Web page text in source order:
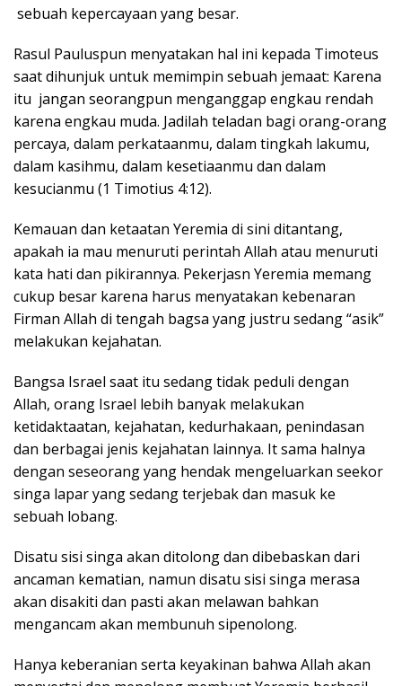
sebuah kepercayaan yang besar.
Rasul Pauluspun menyatakan hal ini kepada Timoteus
saat dihunjuk untuk memimpin sebuah jemaat: Karena
itu jangan seorangpun menganggap engkau rendah
karena engkau muda. Jadilah teladan bagi orang-orang
percaya, dalam perkataanmu, dalam tingkah lakumu,
dalam kasihmu, dalam kesetiaanmu dan dalam
kesucianmu (1 Timotius 4:12).
Kemauan dan ketaatan Yeremia di sini ditantang,
apakah ia mau menuruti perintah Allah atau menuruti
kata hati dan pikirannya. Pekerjasn Yeremia memang
cukup besar karena harus menyatakan kebenaran
Firman Allah di tengah bagsa yang justru sedang “asik”
melakukan kejahatan.
Bangsa Israel saat itu sedang tidak peduli dengan
Allah, orang Israel lebih banyak melakukan
ketidaktaatan, kejahatan, kedurhakaan, penindasan
dan berbagai jenis kejahatan lainnya. It sama halnya
dengan seseorang yang hendak mengeluarkan seekor
singa lapar yang sedang terjebak dan masuk ke
sebuah lobang.
Disatu sisi singa akan ditolong dan dibebaskan dari
ancaman kematian, namun disatu sisi singa merasa
akan disakiti dan pasti akan melawan bahkan
mengancam akan membunuh sipenolong.
Hanya keberanian serta keyakinan bahwa Allah akan